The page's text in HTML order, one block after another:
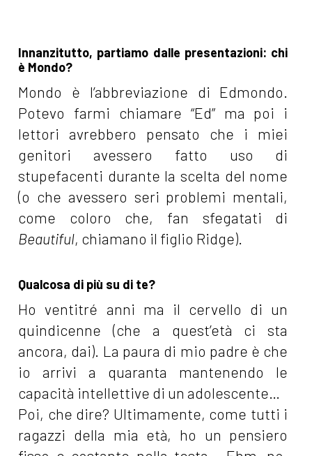
Innanzitutto, partiamo dalle presentazioni: chi
è Mondo?
Mondo è l’abbreviazione di Edmondo.
Potevo farmi chiamare “Ed” ma poi i
lettori avrebbero pensato che i miei
genitori avessero fatto uso di
stupefacenti durante la scelta del nome
(o che avessero seri problemi mentali,
come coloro che, fan sfegatati di
Beautiful, chiamano il figlio Ridge).
Qualcosa di più su di te?
Ho ventitré anni ma il cervello di un
quindicenne (che a quest’età ci sta
ancora, dai). La paura di mio padre è che
io arrivi a quaranta mantenendo le
capacità intellettive di un adolescente…
Poi, che dire? Ultimamente, come tutti i
ragazzi della mia età, ho un pensiero